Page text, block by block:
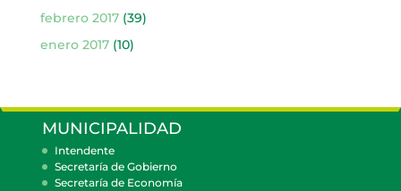
febrero 2017(39)
enero 2017(10)
MUNICIPALIDAD
Intendente
Secretaría de Gobierno
Secretaría de Economía